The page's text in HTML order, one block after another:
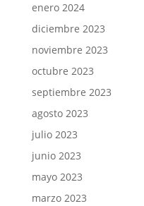
enero 2024
diciembre 2023
noviembre 2023
octubre 2023
septiembre 2023
agosto 2023
julio 2023
junio 2023
mayo 2023
marzo 2023